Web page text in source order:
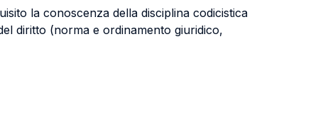
la conoscenza della disciplina codicistica
diritto (norma e ordinamento giuridico,